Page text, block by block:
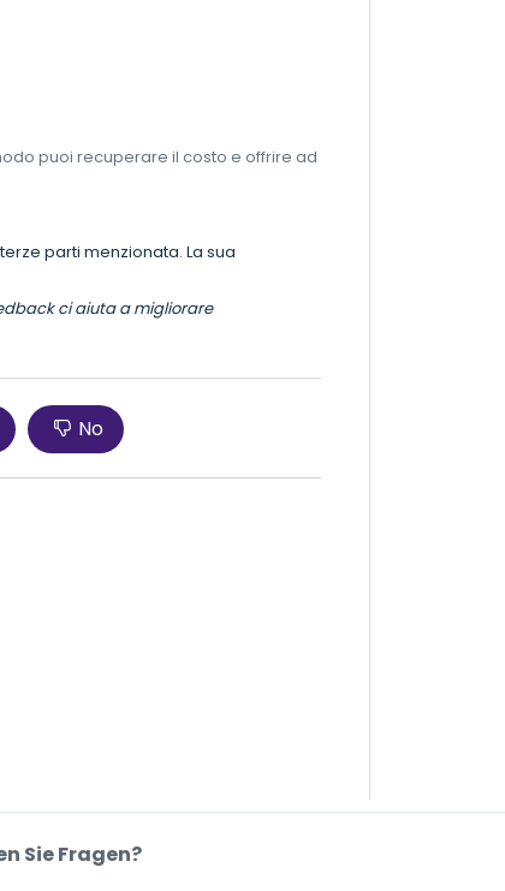
puoi recuperare il costo e offrire ad
parti menzionata. La sua
ci aiuta a migliorare
No
Sie Fragen?